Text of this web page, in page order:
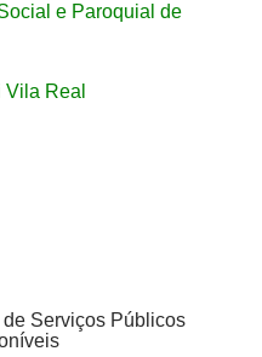
e Paroquial de
Real
Serviços Públicos